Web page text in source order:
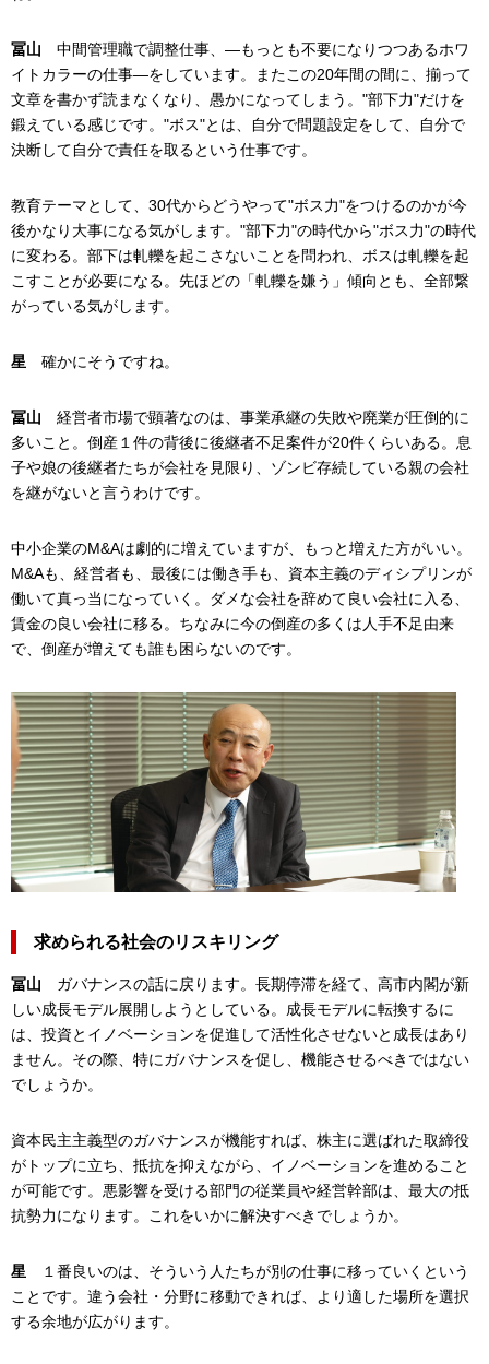
冨山 中間管理職で調整仕事、―もっとも不要になりつつあるホワ
イトカラーの仕事―をしています。またこの20年間の間に、揃って
文章を書かず読まなくなり、愚かになってしまう。"部下力"だけを
鍛えている感じです。"ボス"とは、自分で問題設定をして、自分で
決断して自分で責任を取るという仕事です。
教育テーマとして、30代からどうやって"ボス力"をつけるのかが今
後かなり大事になる気がします。"部下力"の時代から"ボス力"の時代
に変わる。部下は軋轢を起こさないことを問われ、ボスは軋轢を起
こすことが必要になる。先ほどの「軋轢を嫌う」傾向とも、全部繋
がっている気がします。
星 確かにそうですね。
冨山 経営者市場で顕著なのは、事業承継の失敗や廃業が圧倒的に
多いこと。倒産１件の背後に後継者不足案件が20件くらいある。息
子や娘の後継者たちが会社を見限り、ゾンビ存続している親の会社
を継がないと言うわけです。
中小企業のM&Aは劇的に増えていますが、もっと増えた方がいい。
M&Aも、経営者も、最後には働き手も、資本主義のディシプリンが
働いて真っ当になっていく。ダメな会社を辞めて良い会社に入る、
賃金の良い会社に移る。ちなみに今の倒産の多くは人手不足由来
で、倒産が増えても誰も困らないのです。
求められる社会のリスキリング
冨山 ガバナンスの話に戻ります。長期停滞を経て、高市内閣が新
しい成長モデル展開しようとしている。成長モデルに転換するに
は、投資とイノベーションを促進して活性化させないと成長はあり
ません。その際、特にガバナンスを促し、機能させるべきではない
でしょうか。
資本民主主義型のガバナンスが機能すれば、株主に選ばれた取締役
がトップに立ち、抵抗を抑えながら、イノベーションを進めること
が可能です。悪影響を受ける部門の従業員や経営幹部は、最大の抵
抗勢力になります。これをいかに解決すべきでしょうか。
星 １番良いのは、そういう人たちが別の仕事に移っていくという
ことです。違う会社・分野に移動できれば、より適した場所を選択
する余地が広がります。